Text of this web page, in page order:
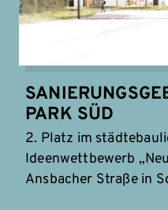
PARK SÜD
2. Platz im
Ideenwettbewerb
Ansbacher Straße in